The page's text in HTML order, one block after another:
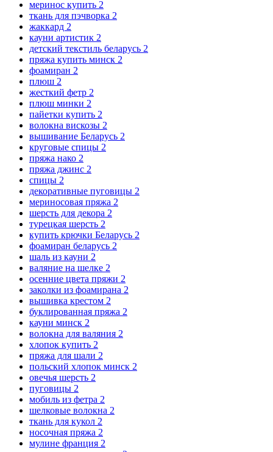
меринос купить 2
ткань для пэчворка 2
жаккард 2
кауни артистик 2
детский текстиль беларусь 2
пряжа купить минск 2
фоамиран 2
плюш 2
жесткий фетр 2
плюш минки 2
пайетки купить 2
волокна вискозы 2
вышивание Беларусь 2
круговые спицы 2
пряжа нако 2
пряжа джинс 2
спицы 2
декоративные пуговицы 2
мериносовая пряжа 2
шерсть для декора 2
турецкая шерсть 2
купить крючки Беларусь 2
фоамиран беларусь 2
шаль из кауни 2
валяние на шелке 2
осенние цвета пряжи 2
заколки из фоамирана 2
вышивка крестом 2
буклированная пряжа 2
кауни минск 2
волокна для валяния 2
хлопок купить 2
пряжа для шали 2
польский хлопок минск 2
овечья шерсть 2
пуговицы 2
мобиль из фетра 2
шелковые волокна 2
ткань для кукол 2
носочная пряжа 2
мулине франция 2